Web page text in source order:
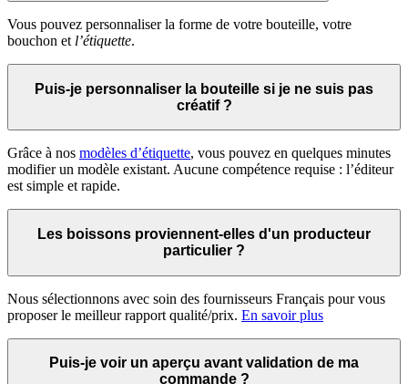
Vous pouvez personnaliser la forme de votre bouteille, votre
bouchon et l’étiquette.
Puis-je personnaliser la bouteille si je ne suis pas
créatif ?
Grâce à nos modèles d’étiquette, vous pouvez en quelques minutes
modifier un modèle existant. Aucune compétence requise : l’éditeur
est simple et rapide.
Les boissons proviennent-elles d'un producteur
particulier ?
Nous sélectionnons avec soin des fournisseurs Français pour vous
proposer le meilleur rapport qualité/prix. En savoir plus
Puis-je voir un aperçu avant validation de ma
commande ?